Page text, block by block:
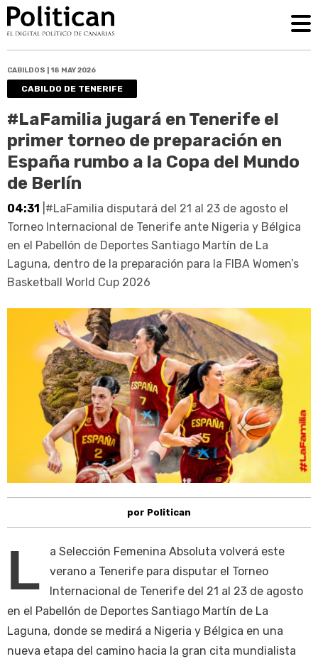
CABILDOS | 18 MAY 2026
CABILDO DE TENERIFE
#LaFamilia jugará en Tenerife el
primer torneo de preparación en
España rumbo a la Copa del Mundo
de Berlín
04:31 |#LaFamilia disputará del 21 al 23 de agosto el
Torneo Internacional de Tenerife ante Nigeria y Bélgica
en el Pabellón de Deportes Santiago Martín de La
Laguna, dentro de la preparación para la FIBA Women’s
Basketball World Cup 2026
por Politican
L
a Selección Femenina Absoluta volverá este
verano a Tenerife para disputar el Torneo
Internacional de Tenerife del 21 al 23 de agosto
en el Pabellón de Deportes Santiago Martín de La
Laguna, donde se medirá a Nigeria y Bélgica en una
nueva etapa del camino hacia la gran cita mundialista